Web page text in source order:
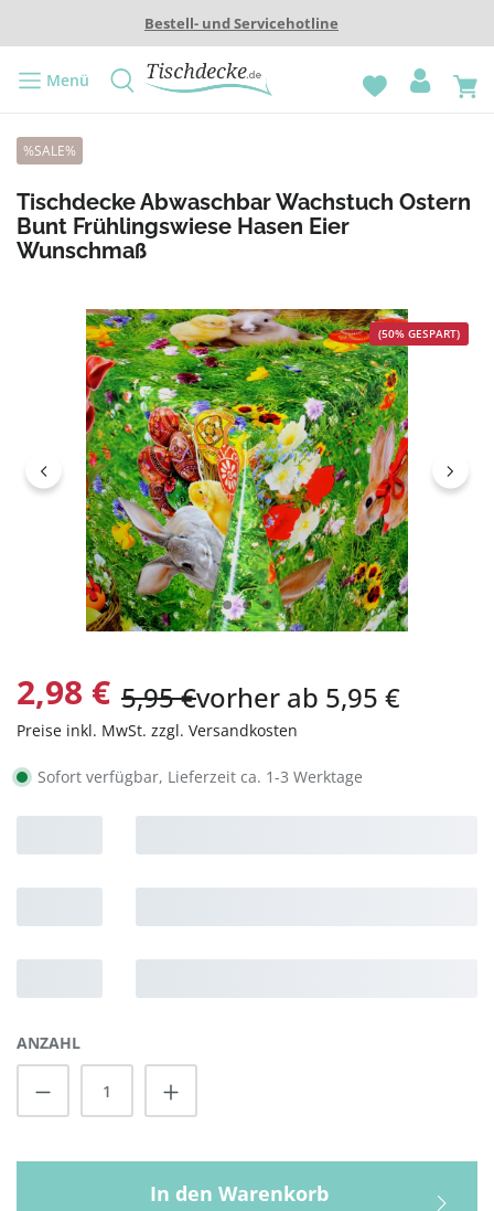
Bestell- und Servicehotline
Menü
%SALE%
Tischdecke Abwaschbar Wachstuch Ostern
Bunt Frühlingswiese Hasen Eier
Wunschmaß
Bildergalerie überspringen
(50% GESPART)
2,98 € 5,95 €vorher ab 5,95 €
Preise inkl. MwSt. zzgl. Versandkosten
Sofort verfügbar, Lieferzeit ca. 1-3 Werktage
ANZAHL
Produkt Anzahl: Gib den gewünschten
In den Warenkorb